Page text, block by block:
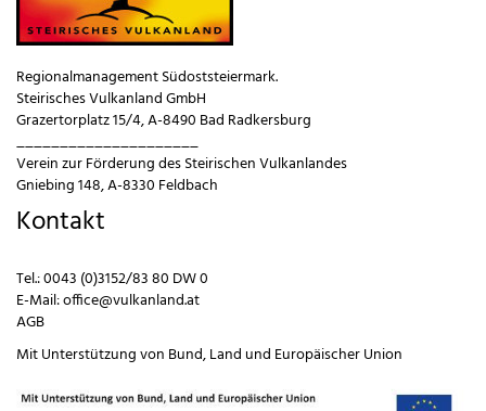
Regionalmanagement Südoststeiermark.
Steirisches Vulkanland GmbH
Grazertorplatz 15/4, A-8490 Bad Radkersburg
_____________________
Verein zur Förderung des Steirischen Vulkanlandes
Gniebing 148, A-8330 Feldbach
Kontakt
Tel.:0043 (0)3152/83 80 DW 0
E-Mail:office@vulkanland.at
AGB
Mit Unterstützung von Bund,Land und Europäischer Union